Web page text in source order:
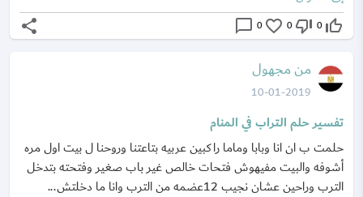
thumb_up_off_alt
0
thumb_down_off_alt
0
favorite_border
0
chat_bubble_outline
share
من مجهول
10-01-2019
تفسير حلم التراب في المنام
حلمت ب ان انا وبابا وماما راكبين عربيه بتاعتنا وروحنا ل بيت اول مره
أشوفه والبيت مفيهوش فتحات خالص غير باب صغير وفتحته بتدخل
الترب وراحين عشان نجيب 12عضمه من الترب وانا ما دخلتش...